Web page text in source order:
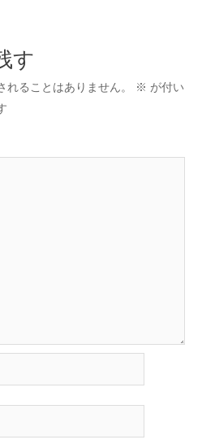
す
れることはありません。 ※ が付い